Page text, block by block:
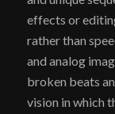
effects or
rather than
and analog
broken beats
vision in which